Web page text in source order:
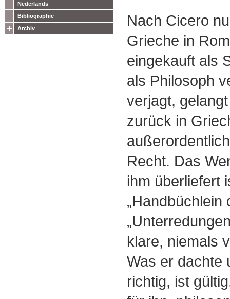
Nederlands
Bibliographie
Archiv
Nach Cicero
Grieche in
eingekauft als
als Philosoph
verjagt,
zurück in
Recht. Das
ihm überliefert
„Handbüchlein
klare, niemals
Was er dachte
richtig, ist